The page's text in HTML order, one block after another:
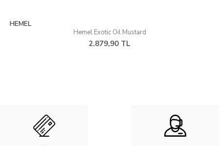
HEMEL
Hemel Exotic Oil Mustard
2.879,90 TL